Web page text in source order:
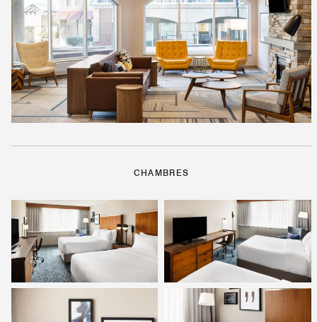
CHAMBRES